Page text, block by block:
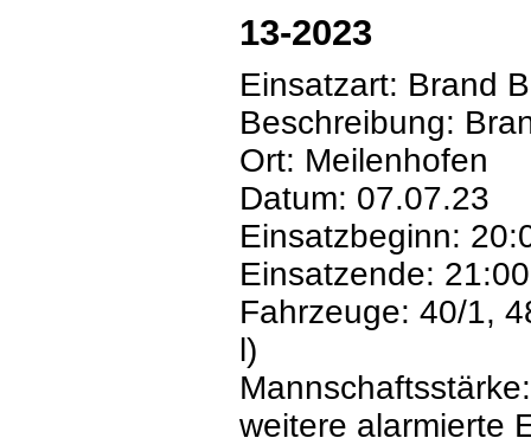
13-2023
Einsatzart: Brand
Beschreibung:
Ort: Meilenhofen
Datum: 07.07.23
Einsatzbeginn:
Einsatzende: 21:00
Fahrzeuge: 40/1,
l)
weitere alarmierte